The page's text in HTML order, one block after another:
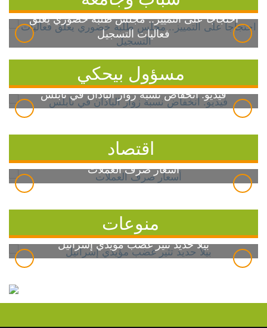
احتجاجاً على التمييز.. مجلس طلبة خضوري يعلق
فعاليات التسجيل
مسؤول بيحكي
فيديو: انخفاض نسبة زوار الباذان في نابلس
اقتصاد
أسعار صرف العملات
منوعات
بيلا حديد تثير غضب مؤيدي إسرائيل